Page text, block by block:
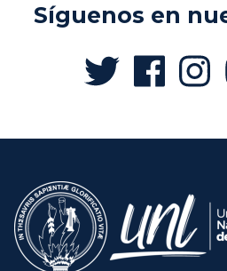
Síguenos en